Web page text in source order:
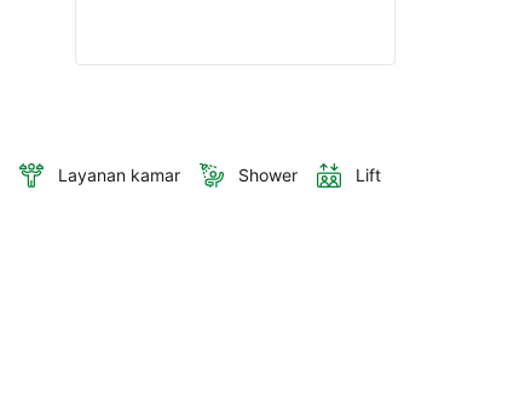
Layanan kamar Shower Lift